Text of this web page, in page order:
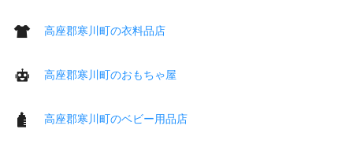
高座郡寒川町の衣料品店
高座郡寒川町のおもちゃ屋
高座郡寒川町のベビー用品店